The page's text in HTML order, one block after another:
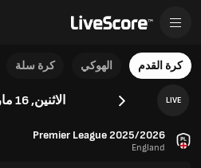
كرة القدم الهوكي كرة سلة
LIVE الاثنين, 16 مارس
Premier League 2025/2026
England